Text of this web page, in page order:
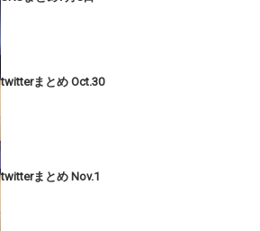
twitterまとめ Oct.30
twitterまとめ Nov.1